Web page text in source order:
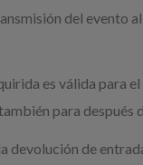
del evento
es válida para
para después
devolución de